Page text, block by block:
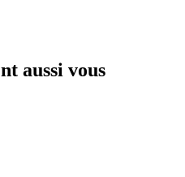
aussi vous